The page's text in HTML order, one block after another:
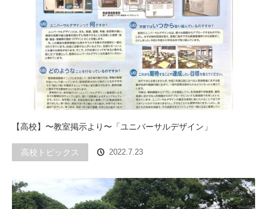
【高校】〜教室掲示より〜「ユニバーサルデザイン」
高校トピックス 2022.7.23